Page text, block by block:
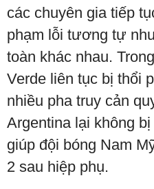
các chuyên gia tiếp
phạm lỗi tương tự
toàn khác nhau.
Verde liên tục bị thổi
nhiều pha truy cản
Argentina lại không
giúp đội bóng Nam
2 sau hiệp phụ.